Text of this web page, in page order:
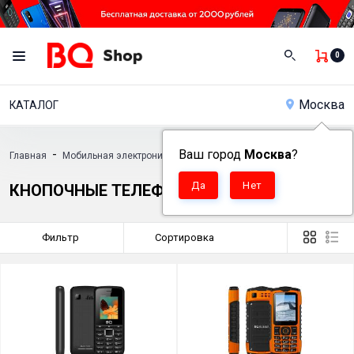
0
КАТАЛОГ Москва
Ваш город Москва?
Главная - Мобильная электроника - Кнопочные телефоны
КНОПОЧНЫЕ ТЕЛЕФОНЫ
Фильтр Сортировка